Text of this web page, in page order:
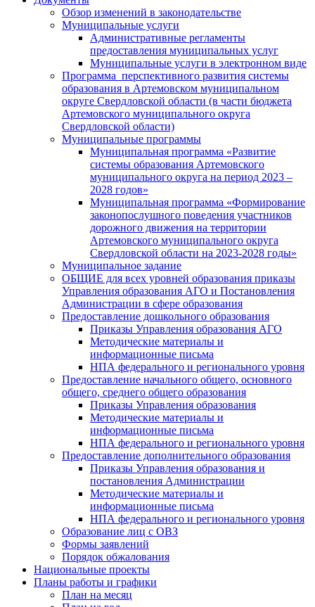
Обзор изменений в законодательстве
Муниципальные услуги
Административные регламенты
предоставления муниципальных услуг
Муниципальные услуги в электронном виде
Программа перспективного развития системы
образования в Артемовском муниципальном
округе Свердловской области (в части бюджета
Артемовского муниципального округа
Свердловской области)
Муниципальные программы
Муниципальная программа «Развитие
системы образования Артемовского
муниципального округа на период 2023 –
2028 годов»
Муниципальная программа «Формирование
законопослушного поведения участников
дорожного движения на территории
Артемовского муниципального округа
Свердловской области на 2023-2028 годы»
Муниципальное задание
ОБЩИЕ для всех уровней образования приказы
Управления образования АГО и Постановления
Администрации в сфере образования
Предоставление дошкольного образования
Приказы Управления образования АГО
Методические материалы и
информационные письма
НПА федерального и регионального уровня
Предоставление начального общего, основного
общего, среднего общего образования
Приказы Управления образования
Методические материалы и
информационные письма
НПА федерального и регионального уровня
Предоставление дополнительного образования
Приказы Управления образования и
постановления Администрации
Методические материалы и
информационные письма
НПА федерального и регионального уровня
Образование лиц с ОВЗ
Формы заявлений
Порядок обжалования
Национальные проекты
Планы работы и графики
План на месяц